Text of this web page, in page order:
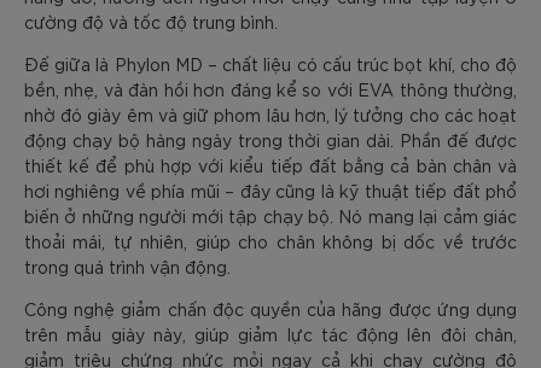
cường độ và tốc độ trung bình.
Đế giữa là Phylon MD – chất liệu có cấu trúc bọt khí, cho độ
bền, nhẹ, và đàn hồi hơn đáng kể so với EVA thông thường,
nhờ đó giày êm và giữ phom lâu hơn, lý tưởng cho các hoạt
động chạy bộ hàng ngày trong thời gian dài. Phần đế được
thiết kế để phù hợp với kiểu tiếp đất bằng cả bàn chân và
hơi nghiêng về phía mũi – đây cũng là kỹ thuật tiếp đất phổ
biến ở những người mới tập chạy bộ. Nó mang lại cảm giác
thoải mái, tự nhiên, giúp cho chân không bị dốc về trước
trong quá trình vận động.
Công nghệ giảm chấn độc quyền của hãng được ứng dụng
trên mẫu giày này, giúp giảm lực tác động lên đôi chân,
giảm triệu chứng nhức mỏi ngay cả khi chạy cường độ